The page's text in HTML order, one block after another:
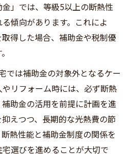
」では、等級5以上の断熱性
傾向があります。これによ
得した場合、補助金や税制優
では補助金の対象外となるケー
リフォーム時には、必ず断熱
助金の活用を前提に計画を進
えつつ、長期的な光熱費の節
熱性能と補助金制度の関係を
選びを進めることが大切で